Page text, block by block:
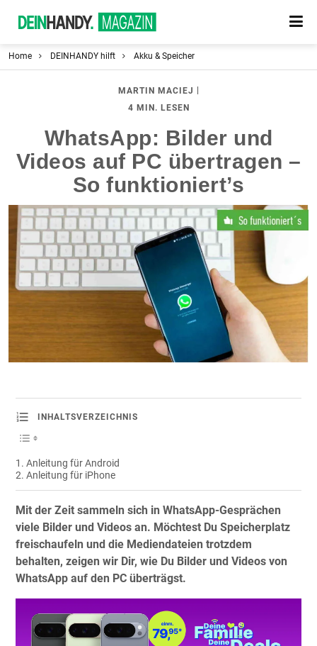
Home DEINHANDY hilft Akku & Speicher
MARTIN MACIEJ
4 MIN. LESEN
WhatsApp: Bilder und
Videos auf PC übertragen –
So funktioniert’s
INHALTSVERZEICHNIS
Anleitung für Android
Anleitung für iPhone
Mit der Zeit sammeln sich in WhatsApp-Gesprächen
viele Bilder und Videos an. Möchtest Du Speicherplatz
freischaufeln und die Mediendateien trotzdem
behalten, zeigen wir Dir, wie Du Bilder und Videos von
WhatsApp auf den PC überträgst.